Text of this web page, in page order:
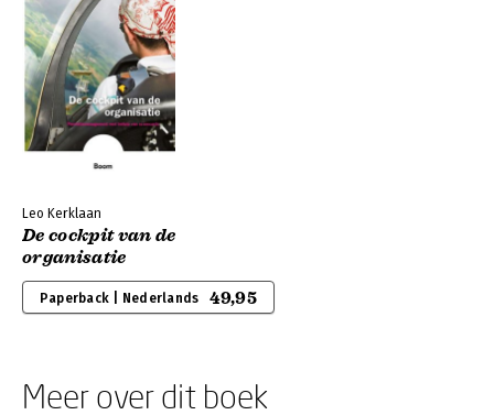
Leo Kerklaan
De cockpit van de
organisatie
Paperback | Nederlands 49,95
Meer over dit boek